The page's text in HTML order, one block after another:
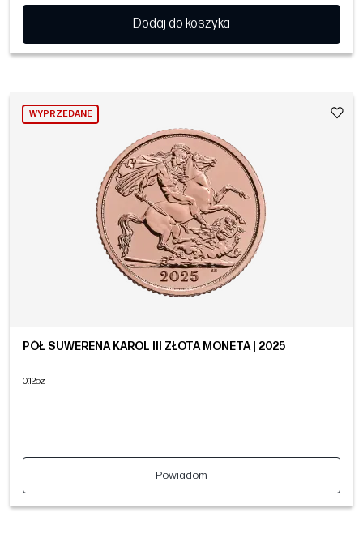
Dodaj do koszyka
WYPRZEDANE
PÓŁ SUWERENA KAROL III ZŁOTA MONETA | 2025
0.12oz
Powiadom